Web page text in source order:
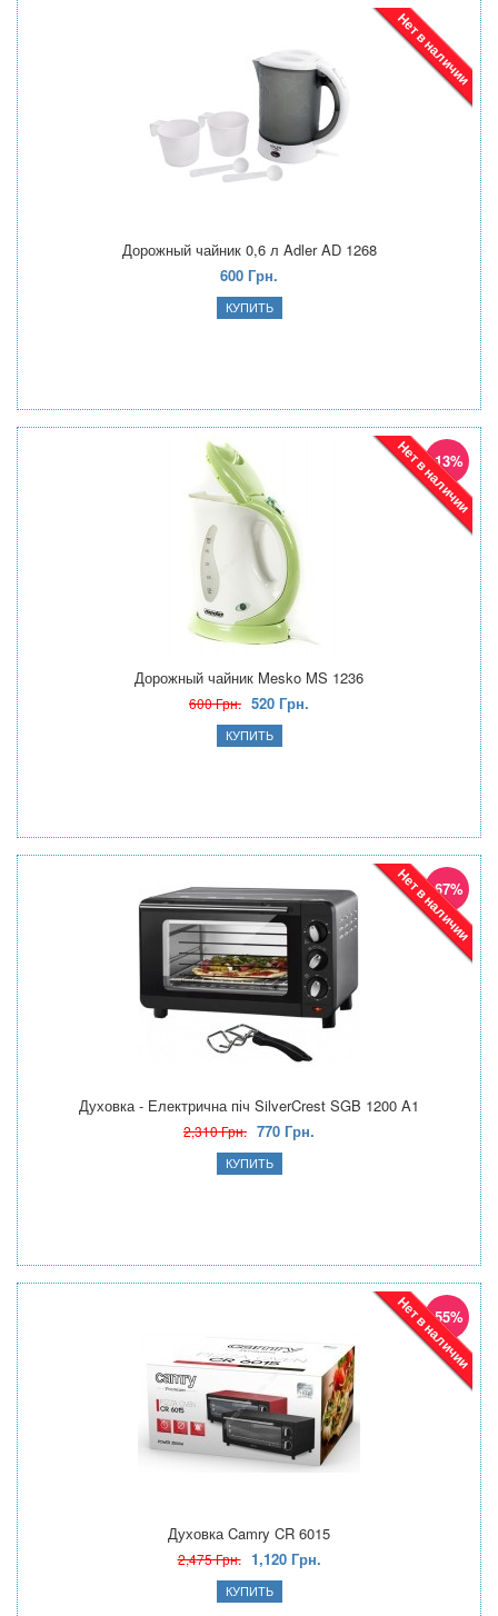
Нет в наличии
Дорожный чайник 0,6 л Adler AD 1268
600 Грн.
Нет в наличии
Дорожный чайник Mesko MS 1236
600 Грн. 520 Грн.
-13%
Нет в наличии
Духовка - Електрична піч SilverCrest SGB 1200 A1
2,310 Грн. 770 Грн.
-67%
Нет в наличии
Духовка Camry CR 6015
2,475 Грн. 1,120 Грн.
-55%